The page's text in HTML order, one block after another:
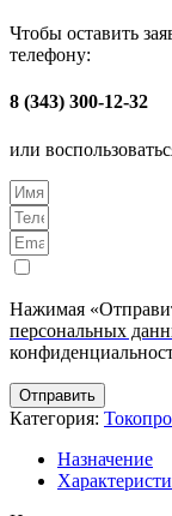
Чтобы оставить
телефону:
8 (343) 300-12-32
или
Нажимая
персональных
Отправить
Категория:
Назначение